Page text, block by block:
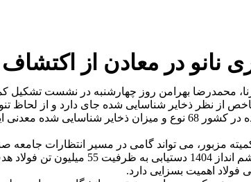
نانو در معادن از
محمدرضا بهرامن روز چهارشنبه در نشست تشکیل
مزبور، می تواند گامی در مسیر انتظارات جامعه
وی یادآور شد: براساس سند
فولاد اهمیت بسزایی دارد.